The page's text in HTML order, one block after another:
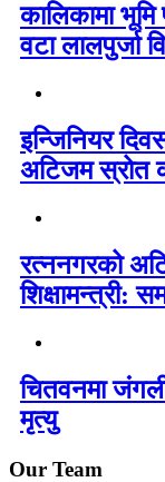
कालिकामा
वटा लालपुर्जा
इन्जिनियर
अटिजम स्रोत
रत्ननगरको
शिक्षामन्त्री:
चितवनमा
मृत्यु
Our Team